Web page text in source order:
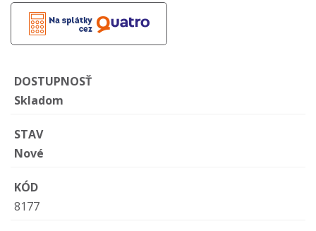
DOSTUPNOSŤ
Skladom
STAV
Nové
KÓD
8177